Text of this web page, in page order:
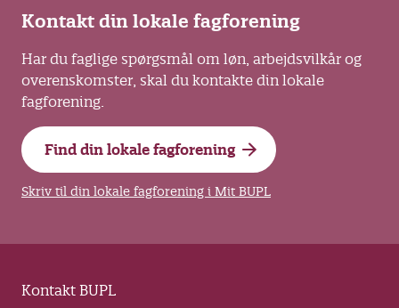
Kontakt din lokale fagforening
Har du faglige spørgsmål om løn, arbejdsvilkår og
overenskomster, skal du kontakte din lokale
fagforening.
Find din lokale fagforening
Skriv til din lokale fagforening i Mit BUPL
Kontakt BUPL